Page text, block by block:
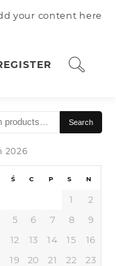
your content here
Search
2026
Ś C P S N
1
2
5 6 7 8
9
12 13 14 15
16
19 20 21 22
23